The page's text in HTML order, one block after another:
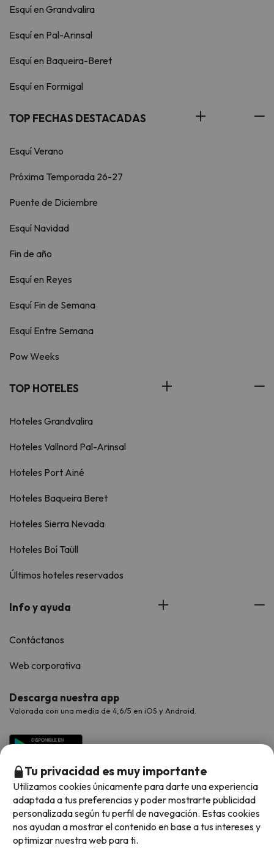
Esquí en Grandvalira
Esquí en Pal-Arinsal
Esquí en Baqueira-Beret
Esquí en Formigal
TOP FECHAS DESTACADAS
Esquí Verano
Próxima Temporada 26-27
Puente de Diciembre
Esquí Navidad
Fin de año
Esquí en Reyes
Esquí Fin de Semana
Esquí Entre Semana
Pow Weeks
TOP HOTELES
Hoteles Grandvalira
Hoteles Vallnord Pal-Arinsal
Hoteles Port Ainé
Hoteles Baqueira Beret
Hoteles Sierra Nevada
Hoteles Boí Taüll
Últimos hoteles reservados
Info y ayuda
Contáctanos
Web corporativa
Descarga nuestra app
Valorada con una media de 4,6/5 en iOS y Android.
Métodos de pago disponibles
Tu privacidad es muy importante
Utilizamos cookies únicamente para darte una experiencia
adaptada a tus preferencias y poder mostrarte publicidad
personalizada según tu perfil de navegación. Estas cookies
nos ayudan a mostrar el contenido en base a tus intereses y
optimizar nuestra web para ti.